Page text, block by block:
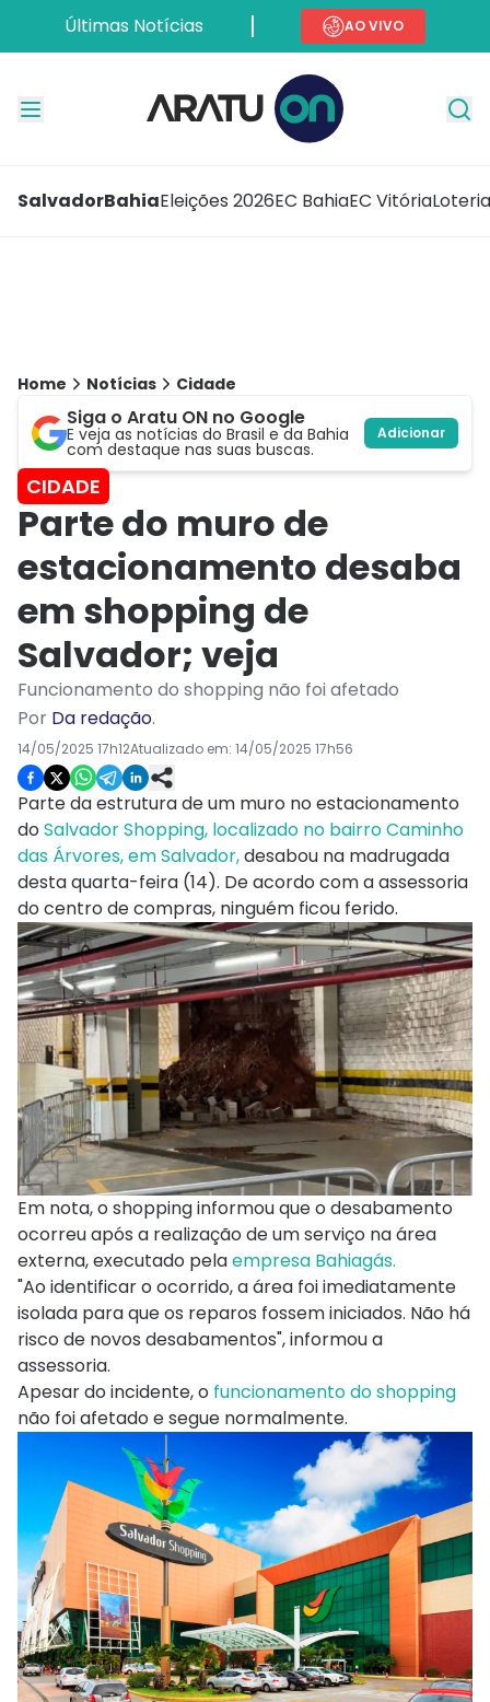
Últimas Notícias AO VIVO
SalvadorBahiaEleições 2026EC BahiaEC Vitória
Home Notícias Cidade
Siga o Aratu ON no Google
E veja as notícias do Brasil e da Bahia
com destaque nas suas buscas.
Adicionar
CIDADE
Parte do muro de
estacionamento desaba
em shopping de
Salvador; veja
Funcionamento do shopping não foi afetado
Por Da redação.
14/05/2025 17h12Atualizado em: 14/05/2025 17h56
Parte da estrutura de um muro no estacionamento
do Salvador Shopping, localizado no bairro Caminho
das Árvores, em Salvador,desabou na madrugada
desta quarta-feira (14). De acordo com a assessoria
do centro de compras, ninguém ficou ferido.
Em nota, o shopping informou que o desabamento
ocorreu após a realização de um serviço na área
externa, executado pelaempresa Bahiagás.
"Ao identificar o ocorrido, a área foi imediatamente
isolada para que os reparos fossem iniciados. Não há
risco de novos desabamentos", informou a
assessoria.
Apesar do incidente, o funcionamento do shopping
não foi afetado e segue normalmente.